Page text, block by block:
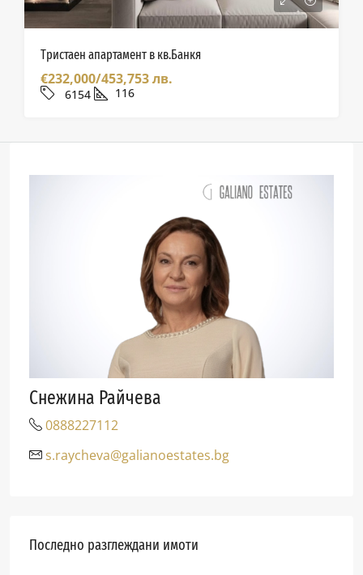
Тристаен апартамент в кв.Банкя
€232,000/453,753 лв.
6154 116
Снежина Райчева
0888227112
s.raycheva@galianoestates.bg
Последно разглеждани имоти